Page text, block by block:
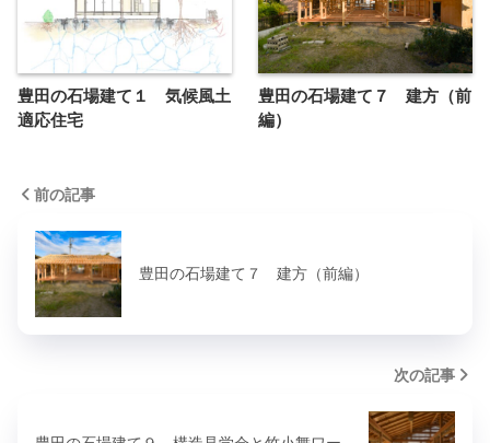
豊田の石場建て１ 気候風土
適応住宅
豊田の石場建て７ 建方（前
編）
前の記事
豊田の石場建て７ 建方（前編）
次の記事